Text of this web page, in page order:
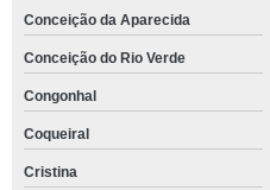
Conceição da Aparecida
Conceição do Rio Verde
Congonhal
Coqueiral
Cristina